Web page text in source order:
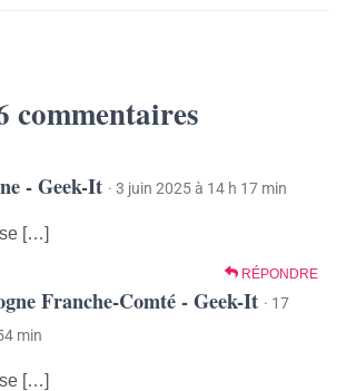
commentaires
- Geek-It · 3 juin 2025 à 14 h 17 min
[…]
RÉPONDRE
Franche-Comté - Geek-It · 17
min
[…]